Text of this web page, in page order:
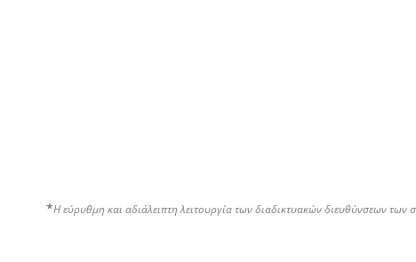
*Η εύρυθμη και αδιάλειπτη λειτουργία των διαδικτυακών διευθύνσεων